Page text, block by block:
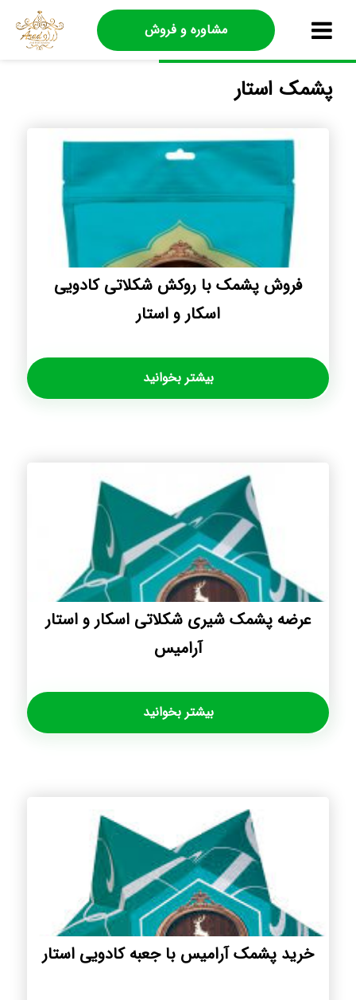
مشاوره و فروش
پشمک استار
فروش پشمک با روکش شکلاتی کادویی
اسکار و استار
بیشتر بخوانید
عرضه پشمک شیری شکلاتی اسکار و استار
آرامیس
بیشتر بخوانید
خرید پشمک آرامیس با جعبه کادویی استار